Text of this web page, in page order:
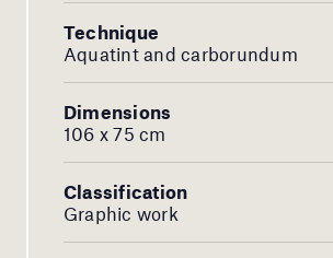
Technique
Aquatint and carborundum
Dimensions
106 x 75 cm
Classification
Graphic work